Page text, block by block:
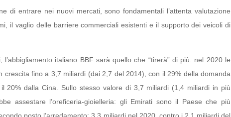
di entrare nei nuovi mercati, sono fondamentali l’attenta valutazione
il vaglio delle barriere commerciali esistenti e il supporto dei veicoli di
l’abbigliamento italiano BBF sarà quello che “tirerà” di più: nel 2020 le
crescita fino a 3,7 miliardi (dai 2,7 del 2014), con il 29% della domanda
20% dalla Cina. Sullo stesso valore di 3,7 miliardi (1,4 miliardi in più
assestare l’oreficeria-gioielleria: gli Emirati sono il Paese che più